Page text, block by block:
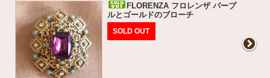
FLORENZA フロレンザ パープ
ルとゴールドのブローチ
SOLD OUT